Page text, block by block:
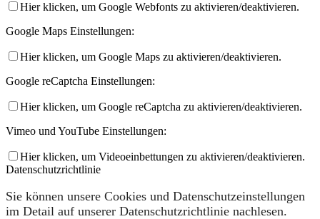
Hier klicken, um Google Webfonts zu aktivieren/deaktivieren.
Google Maps Einstellungen:
Hier klicken, um Google Maps zu aktivieren/deaktivieren.
Google reCaptcha Einstellungen:
Hier klicken, um Google reCaptcha zu aktivieren/deaktivieren.
Vimeo und YouTube Einstellungen:
Hier klicken, um Videoeinbettungen zu aktivieren/deaktivieren.
Datenschutzrichtlinie
Sie können unsere Cookies und Datenschutzeinstellungen
im Detail auf unserer Datenschutzrichtlinie nachlesen.